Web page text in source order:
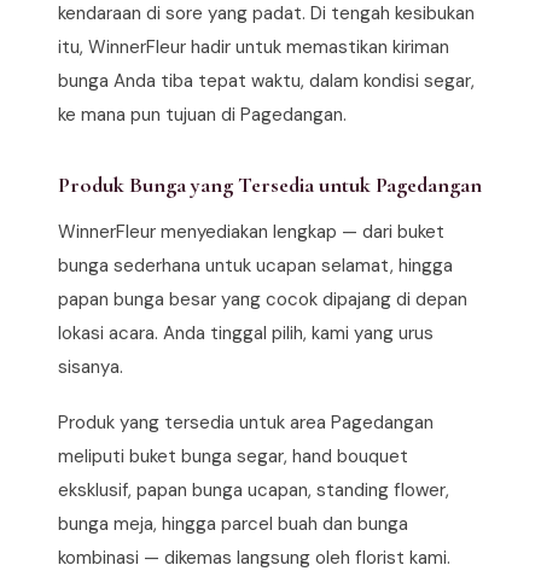
kendaraan di sore yang padat. Di tengah kesibukan
itu, WinnerFleur hadir untuk memastikan kiriman
bunga Anda tiba tepat waktu, dalam kondisi segar,
ke mana pun tujuan di Pagedangan.
Produk Bunga yang Tersedia untuk Pagedangan
WinnerFleur menyediakan lengkap — dari buket
bunga sederhana untuk ucapan selamat, hingga
papan bunga besar yang cocok dipajang di depan
lokasi acara. Anda tinggal pilih, kami yang urus
sisanya.
Produk yang tersedia untuk area Pagedangan
meliputi buket bunga segar, hand bouquet
eksklusif, papan bunga ucapan, standing flower,
bunga meja, hingga parcel buah dan bunga
kombinasi — dikemas langsung oleh florist kami.